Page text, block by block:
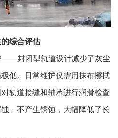
综合评估
——封闭型轨道设计减少了灰尘
低。日常维护仅需用抹布擦拭
轨道接缝和轴承进行润滑检查
、不产生锈蚀，大幅降低了长